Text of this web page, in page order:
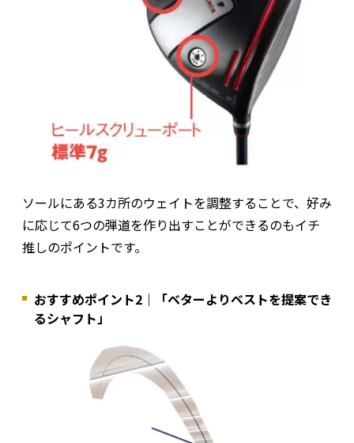
ソールにある3カ所のウェイトを調整することで、好み
に応じて6つの弾道を作り出すことができるのもイチ
推しのポイントです。
おすすめポイント2｜「ベターよりベストを提案でき
るシャフト」